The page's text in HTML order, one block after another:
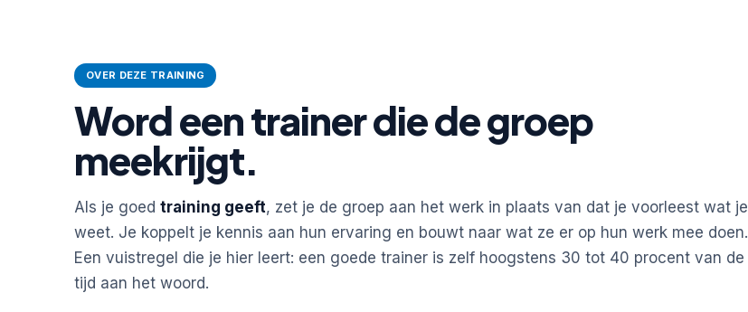
OVER DEZE TRAINING
Word een trainer die de groep
meekrijgt.
Als je goed training geeft, zet je de groep aan het werk in plaats van dat je voorleest wat je
weet. Je koppelt je kennis aan hun ervaring en bouwt naar wat ze er op hun werk mee doen.
Een vuistregel die je hier leert: een goede trainer is zelf hoogstens 30 tot 40 procent van de
tijd aan het woord.